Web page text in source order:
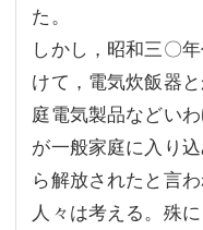
た。
しかし，昭和三〇
けて，電気炊飯器
庭電気製品などい
が一般家庭に入り
ら解放されたと言
人々は考える。殊